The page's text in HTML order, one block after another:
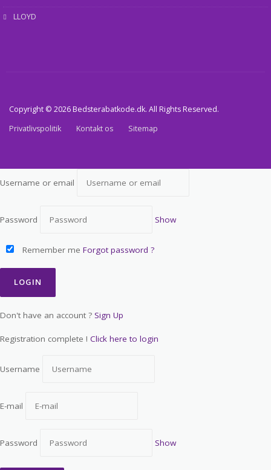
LLOYD
Copyright © 2026 Bedsterabatkode.dk. All Rights Reserved.
Privatlivspolitik
Kontakt os Sitemap
Username or email
Password Show
Remember me Forgot password ?
Don't have an account ? Sign Up
Registration complete ! Click here to login
Username
E-mail
Password Show